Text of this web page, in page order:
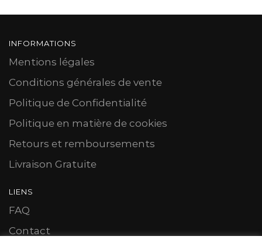
INFORMATIONS
Mentions légales
Conditions générales de vente
Politique de Confidentialité
Politique en matière de cookies
Retours et remboursements
Livraison Gratuite
LIENS
FAQ
Contact